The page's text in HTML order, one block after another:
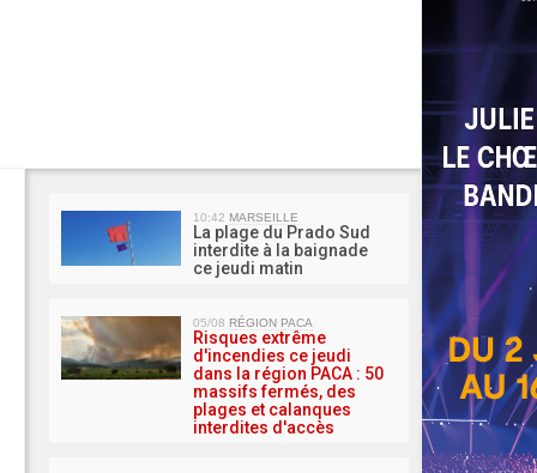
MA
10:42 MARSEILLE
La plage du Prado Sud
interdite à la baignade
ce jeudi matin
05/08 RÉGION PACA
Risques extrême
d'incendies ce jeudi
dans la région PACA : 50
massifs fermés, des
plages et calanques
interdites d'accès